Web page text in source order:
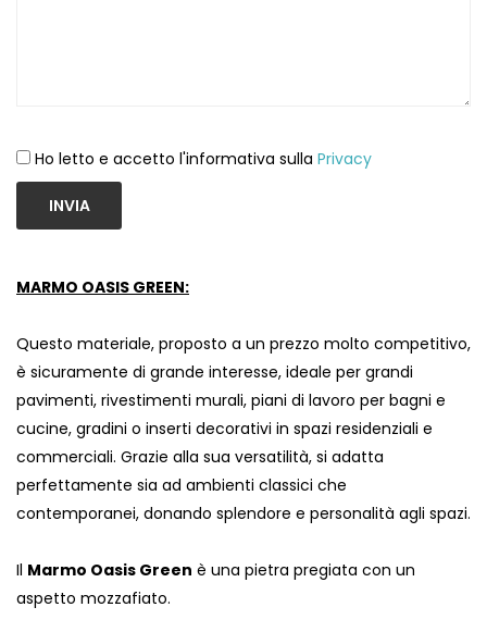
Ho letto e accetto l'informativa sulla Privacy
INVIA
MARMO OASIS GREEN:
Questo materiale, proposto a un prezzo molto competitivo,
è sicuramente di grande interesse, ideale per grandi
pavimenti, rivestimenti murali, piani di lavoro per bagni e
cucine, gradini o inserti decorativi in ​​spazi residenziali e
commerciali. Grazie alla sua versatilità, si adatta
perfettamente sia ad ambienti classici che
contemporanei, donando splendore e personalità agli spazi.
Il Marmo Oasis Green è una pietra pregiata con un
aspetto mozzafiato.